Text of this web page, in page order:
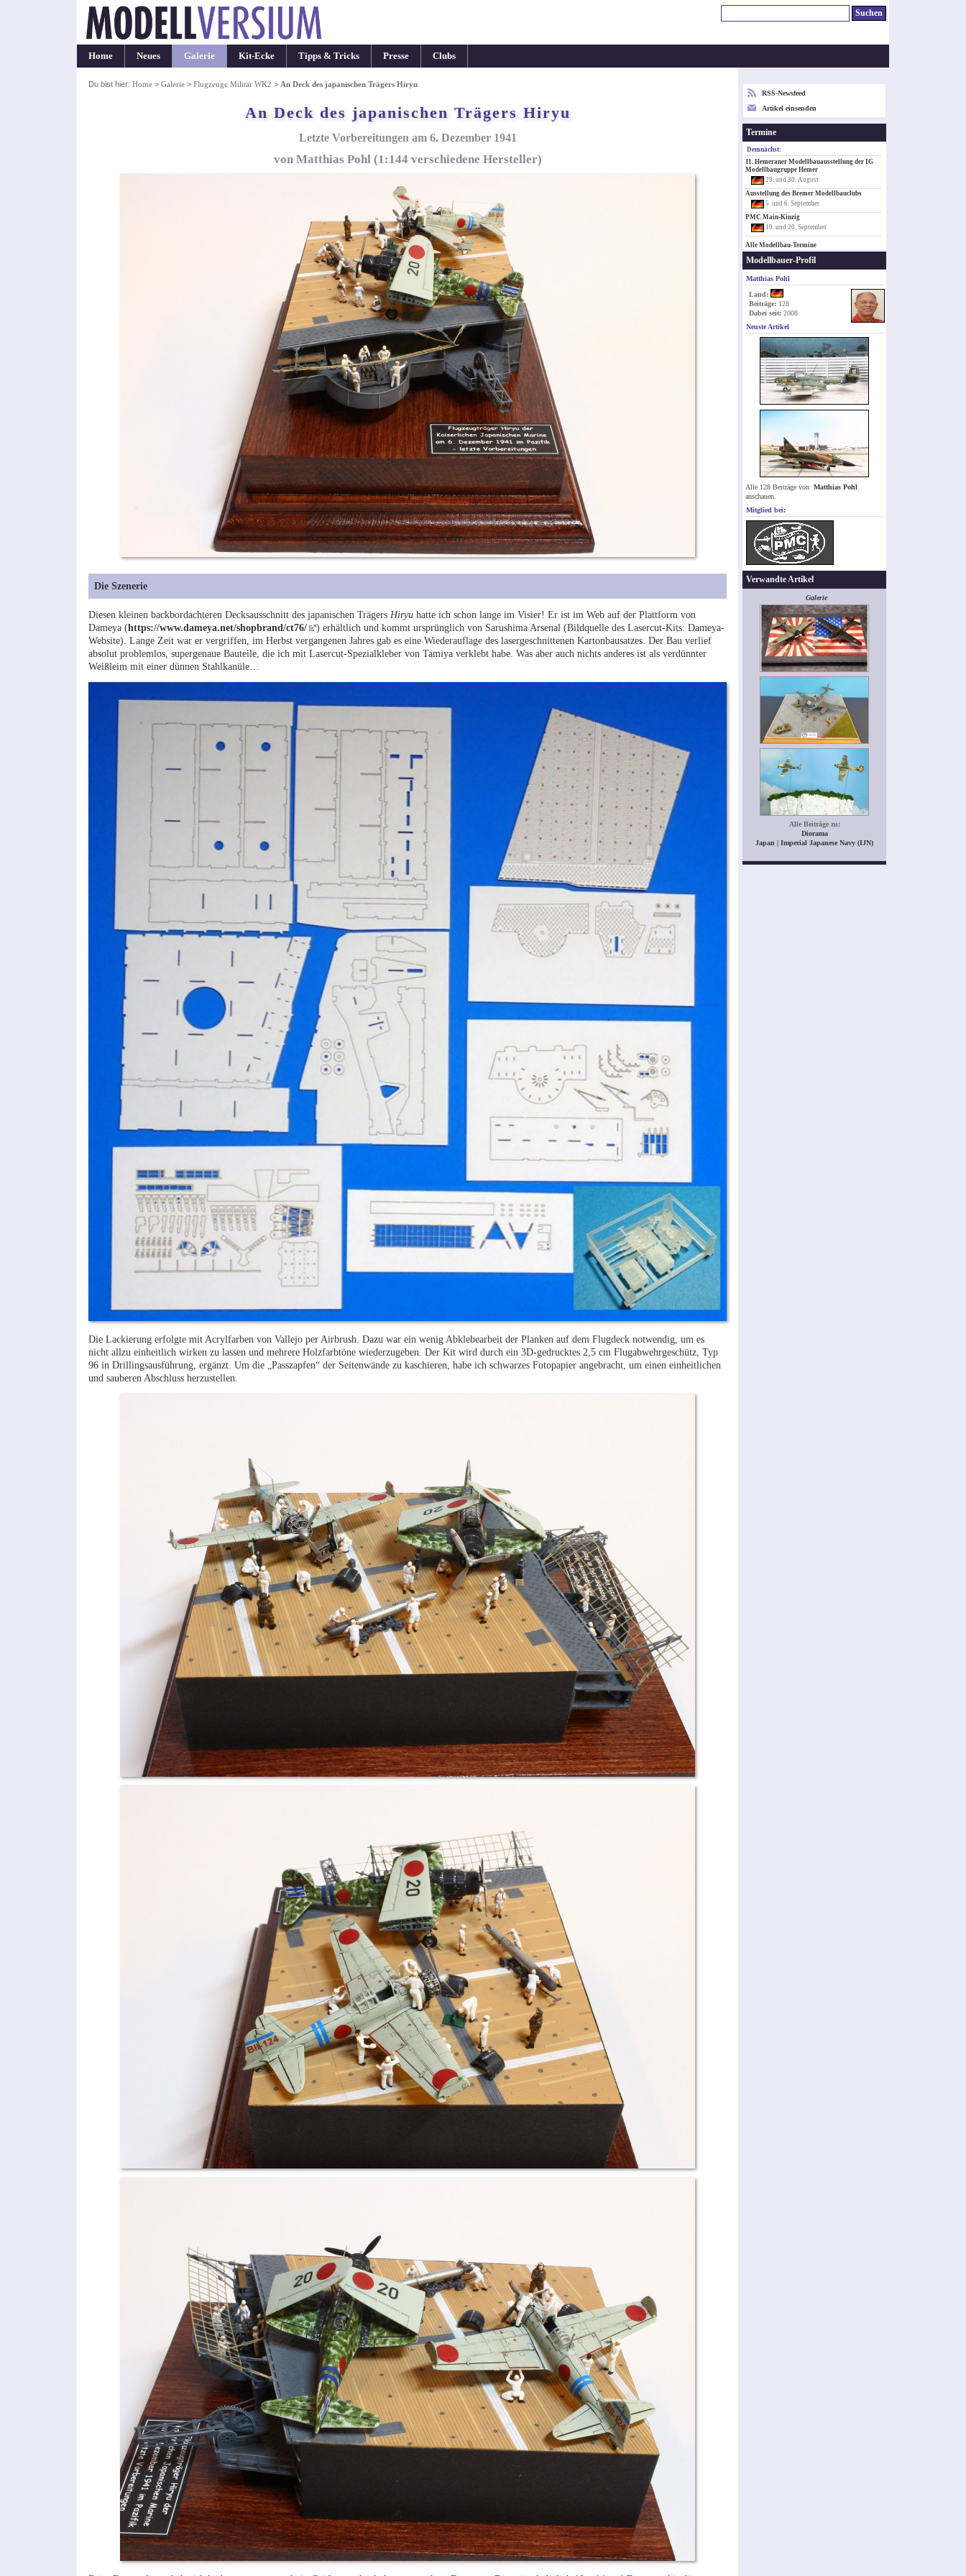
Home Neues Galerie Kit-Ecke Tipps & Tricks Presse Clubs
Du bist hier: Home> Galerie> Flugzeuge Militär WK2 > An Deck des japanischen Trägers Hiryu
An Deck des japanischen Trägers Hiryu
Letzte Vorbereitungen am 6. Dezember 1941
von Matthias Pohl (1:144 verschiedene Hersteller)
Die Szenerie
Diesen kleinen backbordachteren Decksausschnitt des japanischen Trägers Hiryuhatte ich schon lange im Visier! Er ist im Web auf der Plattform von
Dameya (https://www.dameya.net/shopbrand/ct76/
) erhältlich und kommt ursprünglich von Sarushima Arsenal (Bildquelle des Lasercut-Kits: Dameya-
Website). Lange Zeit war er vergriffen, im Herbst vergangenen Jahres gab es eine Wiederauflage des lasergeschnittenen Kartonbausatzes. Der Bau verlief
absolut problemlos, supergenaue Bauteile, die ich mit Lasercut-Spezialkleber von Tamiya verklebt habe. Was aber auch nichts anderes ist als verdünnter
Weißleim mit einer dünnen Stahlkanüle…
Die Lackierung erfolgte mit Acrylfarben von Vallejo per Airbrush. Dazu war ein wenig Abklebearbeit der Planken auf dem Flugdeck notwendig, um es
nicht allzu einheitlich wirken zu lassen und mehrere Holzfarbtöne wiederzugeben. Der Kit wird durch ein 3D-gedrucktes 2,5 cm Flugabwehrgeschütz, Typ
96 in Drillingsausführung, ergänzt. Um die „Passzapfen“ der Seitenwände zu kaschieren, habe ich schwarzes Fotopapier angebracht, um einen einheitlichen
und sauberen Abschluss herzustellen.
RSS-Newsfeed
Artikel einsenden
Termine
Demnächst:
11. Hemeraner Modellbauausstellung der IG
Modellbaugruppe Hemer
29. und 30. August
Ausstellung des Bremer Modellbauclubs
5. und 6. September
PMC Main-Kinzig
19. und 20. September
Alle Modellbau-Termine
Modellbauer-Profil
Matthias Pohl
Land:
Beiträge: 128
Dabei seit: 2008
Neuste Artikel
Alle 128 Beiträge von Matthias Pohl
anschauen.
Mitglied bei:
Verwandte Artikel
Galerie
Alle Beiträge zu:
Diorama
Japan | Imperial Japanese Navy (IJN)